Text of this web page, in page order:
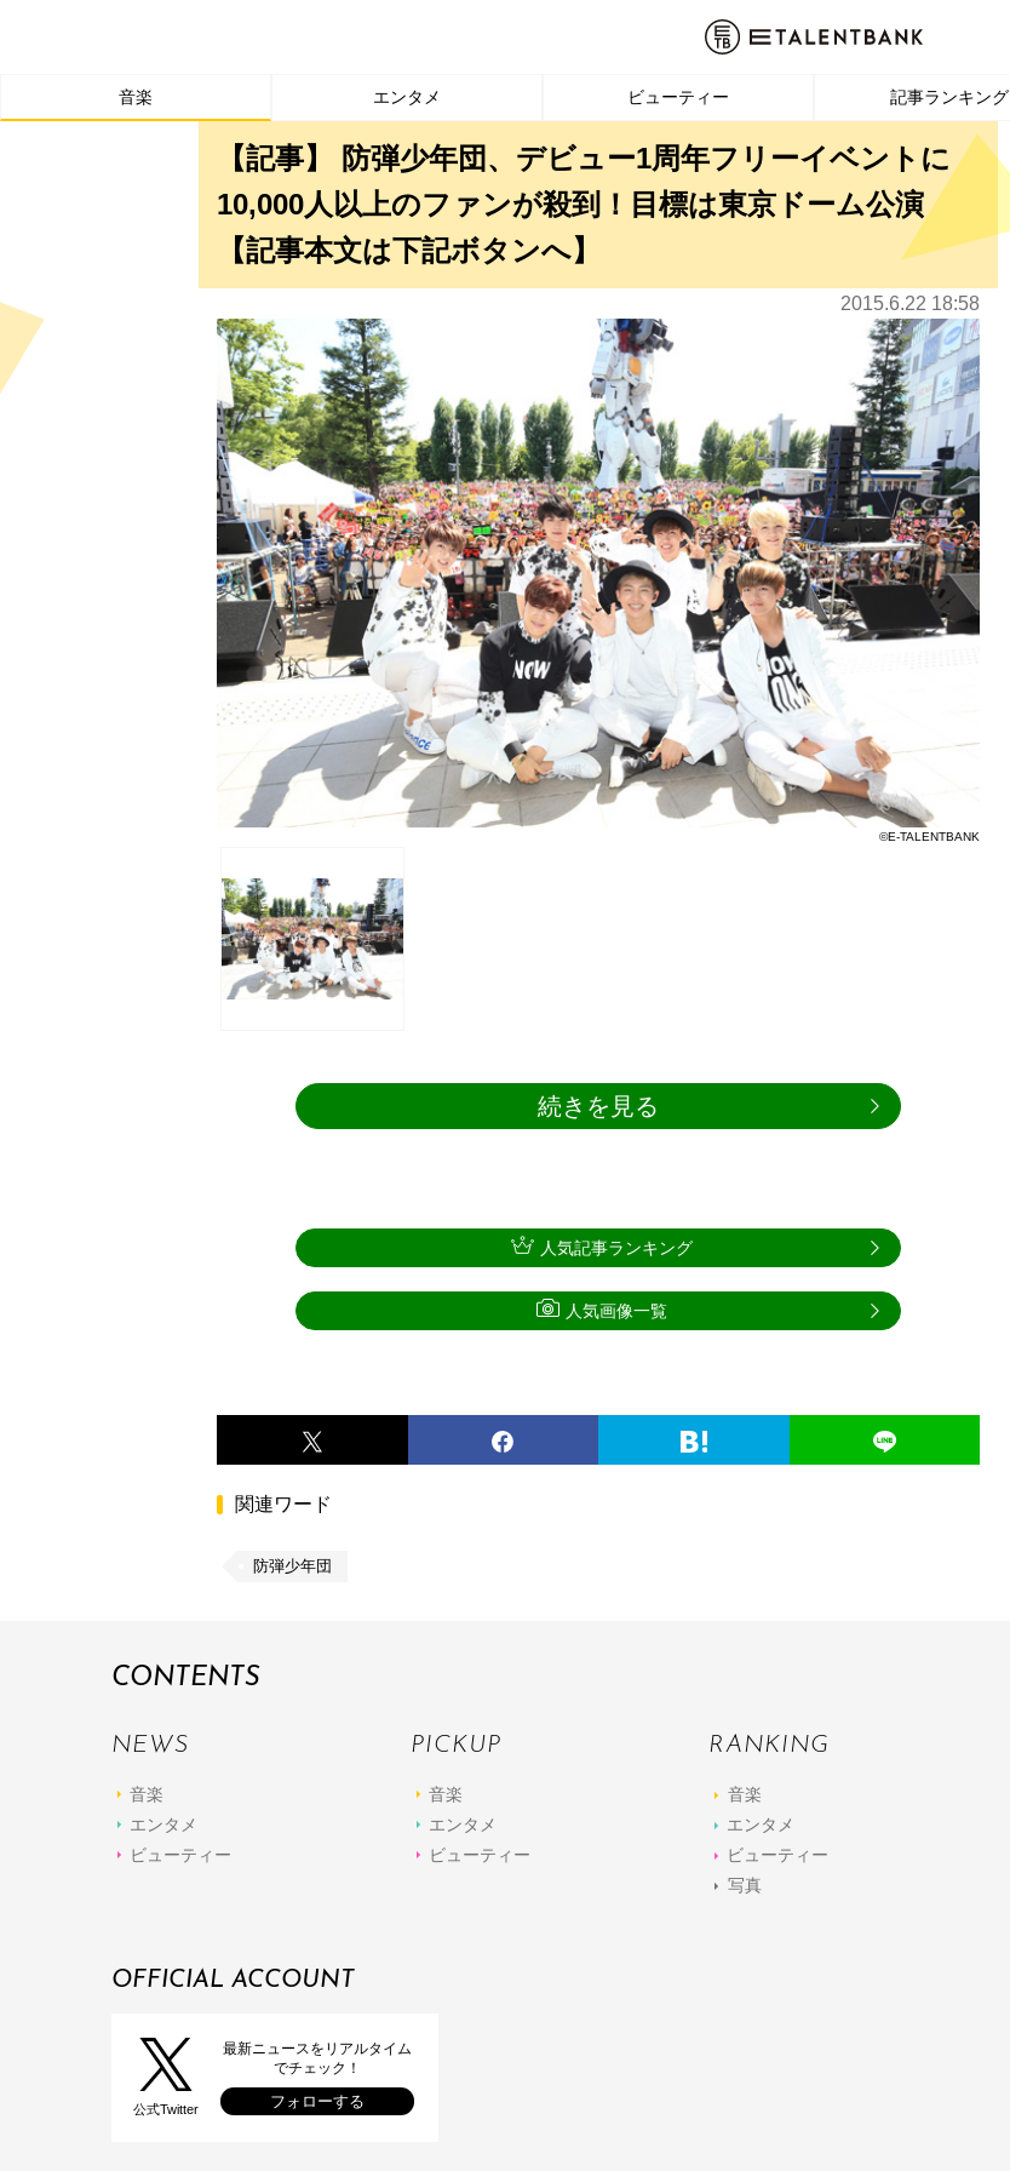
音楽 エンタメ ビューティー 記事ランキング
【記事】 防弾少年団、デビュー1周年フリーイベントに
10,000人以上のファンが殺到！目標は東京ドーム公演
【記事本文は下記ボタンへ】
2015.6.22 18:58
©E-TALENTBANK
続きを見る
関連ワード
防弾少年団
人気記事ランキング
人気画像一覧
CONTENTS
NEWS
音楽
エンタメ
ビューティー
PICKUP
音楽
エンタメ
ビューティー
RANKING
音楽
エンタメ
ビューティー
写真
OFFICIAL ACCOUNT
公式Twitter
最新ニュースをリアルタイム
でチェック！
フォローする